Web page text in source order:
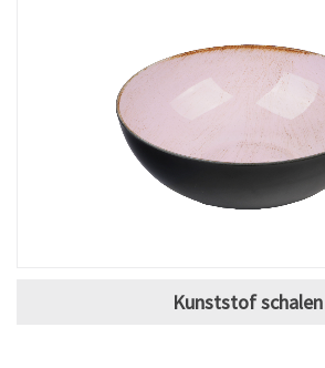
Kunststof schalen